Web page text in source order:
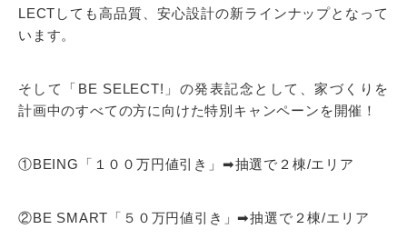
LECTしても高品質、安心設計の新ラインナップとなって
います。
そして「BE SELECT!」の発表記念として、家づくりを
計画中のすべての方に向けた特別キャンペーンを開催！
①BEING「１００万円値引き」➡抽選で２棟/エリア
②BE SMART「５０万円値引き」➡抽選で２棟/エリア